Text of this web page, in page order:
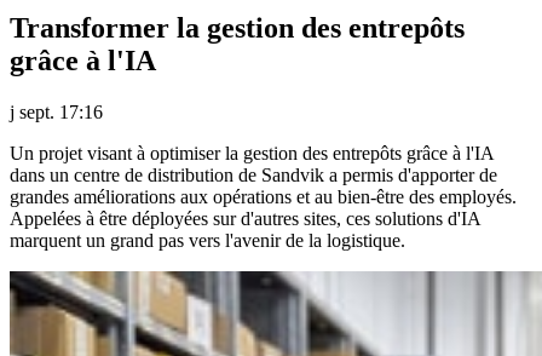
Transformer la gestion des entrepôts
grâce à l'IA
j sept. 17:16
Un projet visant à optimiser la gestion des entrepôts grâce à l'IA
dans un centre de distribution de Sandvik a permis d'apporter de
grandes améliorations aux opérations et au bien-être des employés.
Appelées à être déployées sur d'autres sites, ces solutions d'IA
marquent un grand pas vers l'avenir de la logistique.